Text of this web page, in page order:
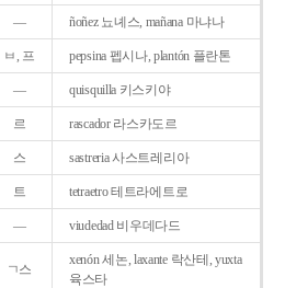
― ñoñez 뇨녜스, mañana 마냐나
ㅂ, 프 pepsina 펩시나, plantón 플란톤
― quisquilla 키스키야
르 rascador 라스카도르
스 sastreria 사스트레리아
트 tetraetro 테트라에트로
― viudedad 비우데다드
ㄱ스
xenón 세논, laxante 락산테, yuxta
육스타